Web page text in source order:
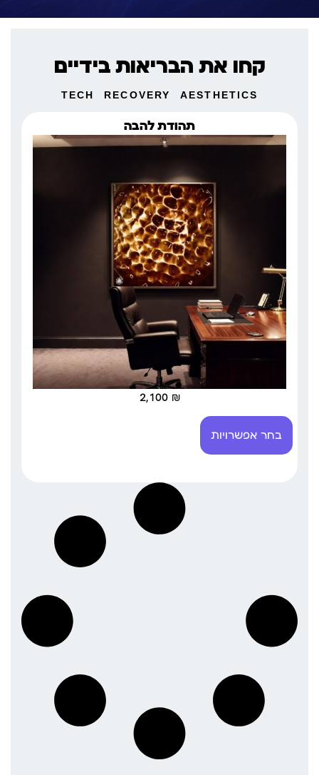
קחו את הבריאות בידיים
AESTHETICS
RECOVERY
TECH
תהודת להבה
2,100 ₪
בחר אפשרויות